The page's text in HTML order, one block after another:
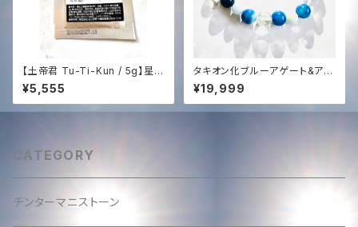
【土帝君 Tu-Ti-Kun / 5g】星と
大地の錬金術〜はじまりの儀
式・光との出逢い〜
¥5,555
タキオン化ブルーアゲート&アク
アマリンオリジナルブレスレット
✨
¥19,999
CATEGORY
チンターマニストーン